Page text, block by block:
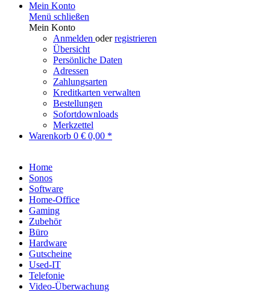
Mein Konto
Menü schließen
Mein Konto
Anmelden oderregistrieren
Übersicht
Persönliche Daten
Adressen
Zahlungsarten
Kreditkarten verwalten
Bestellungen
Sofortdownloads
Merkzettel
Warenkorb 0 € 0,00 *
Home
Sonos
Software
Home-Office
Gaming
Zubehör
Büro
Hardware
Gutscheine
Used-IT
Telefonie
Video-Überwachung